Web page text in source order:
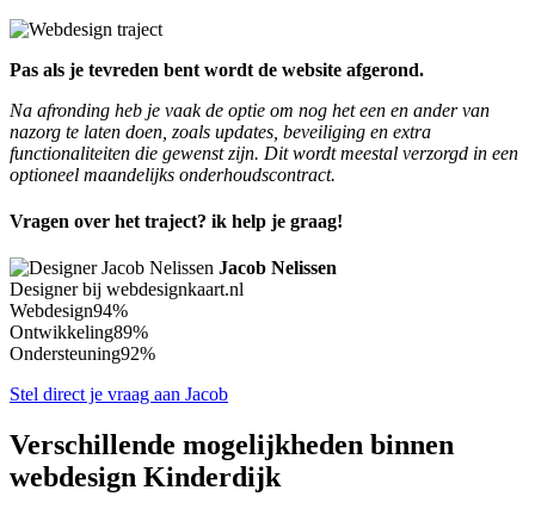
Pas als je tevreden bent wordt de website afgerond.
Na afronding heb je vaak de optie om nog het een en ander van
nazorg te laten doen, zoals updates, beveiliging en extra
functionaliteiten die gewenst zijn. Dit wordt meestal verzorgd in een
optioneel maandelijks onderhoudscontract.
Vragen over het traject? ik help je graag!
Jacob Nelissen
Designer bij webdesignkaart.nl
Webdesign94%
Ontwikkeling89%
Ondersteuning92%
Stel direct je vraag aan Jacob
Verschillende mogelijkheden binnen
webdesign Kinderdijk